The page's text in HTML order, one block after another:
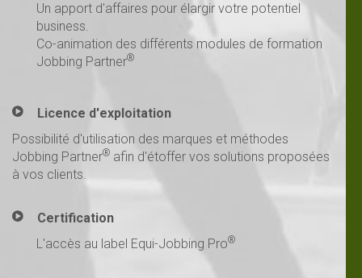
Un apport d'affaires pour élargir votre potentiel
business.
Co-animation des différents modules de formation
Jobbing Partner®
Licence d'exploitation
Possibilité d'utilisation des marques et méthodes
Jobbing Partner® afin d'étoffer vos solutions proposées
à vos clients.
Certification
L'accès au label Equi-Jobbing Pro®